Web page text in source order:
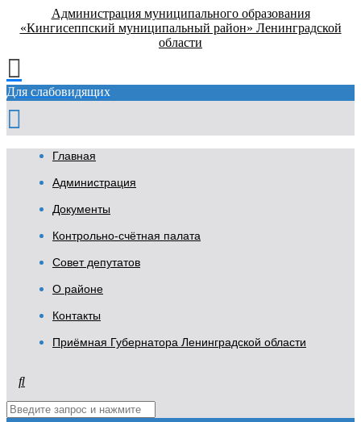
Администрация муниципального образования
«Кингисеппский муниципальный район» Ленинградской
области
Для слабовидящих
Главная
Администрация
Документы
Контрольно-счётная палата
Совет депутатов
О районе
Контакты
Приёмная Губернатора Ленинградской области